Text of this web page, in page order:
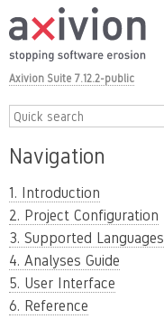
Axivion Suite 7.12.2-public
Navigation
1. Introduction
2. Project Configuration
3. Supported Languages
4. Analyses Guide
5. User Interface
6. Reference